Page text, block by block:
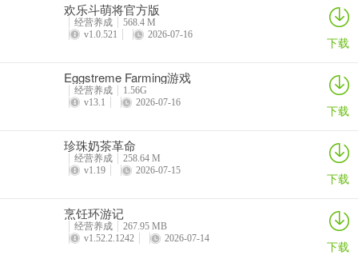
欢乐斗萌将官方版
经营养成
568.4 M
v1.0.521
2026-07-16 下载
Eggstreme Farming游戏
经营养成
1.56G
v13.1
2026-07-16 下载
珍珠奶茶革命
经营养成
258.64 M
v1.19
2026-07-15 下载
烹饪环游记
经营养成
267.95 MB
v1.52.2.1242
2026-07-14 下载